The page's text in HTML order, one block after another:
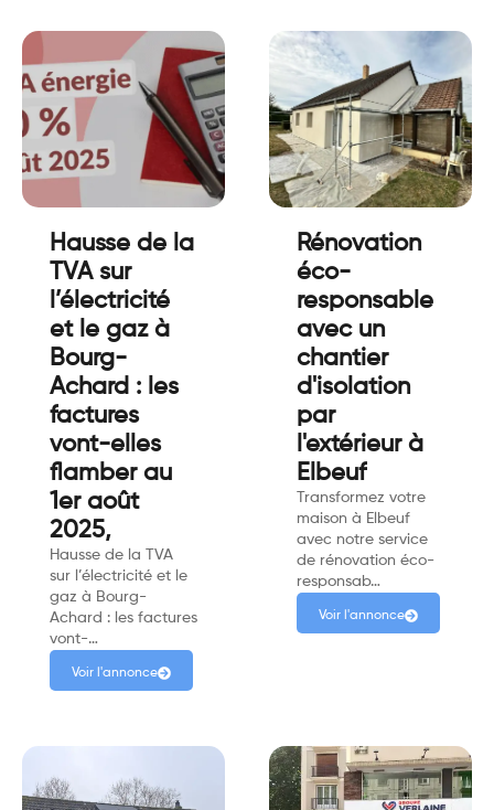
Hausse de la
TVA sur
l’électricité
et le gaz à
Bourg-
Achard : les
factures
vont-elles
flamber au
1er août
2025,
Hausse de la TVA
sur l’électricité et le
gaz à Bourg-
Achard : les factures
vont-…
Voir l'annonce
Rénovation
éco-
responsable
avec un
chantier
d'isolation
par
l'extérieur à
Elbeuf
Transformez votre
maison à Elbeuf
avec notre service
de rénovation éco-
responsab…
Voir l'annonce